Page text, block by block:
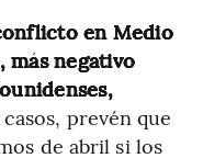
en Medio
más negativo
prevén que
de abril si los